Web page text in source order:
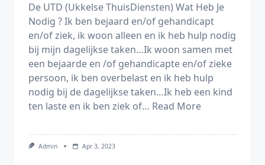
De UTD (Ukkelse ThuisDiensten) Wat Heb Je
Nodig ? Ik ben bejaard en/of gehandicapt
en/of ziek, ik woon alleen en ik heb hulp nodig
bij mijn dagelijkse taken…Ik woon samen met
een bejaarde en /of gehandicapte en/of zieke
persoon, ik ben overbelast en ik heb hulp
nodig bij de dagelijkse taken…Ik heb een kind
ten laste en ik ben ziek of… Read More
Admin Apr 3, 2023